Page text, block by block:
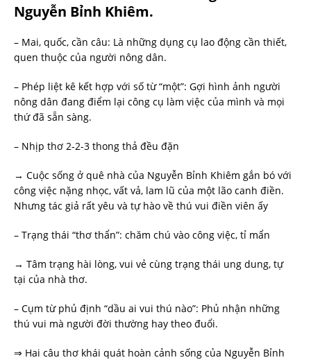
Nguyễn Bỉnh Khiêm.
– Mai, quốc, cần câu: Là những dụng cụ lao động cần thiết,
quen thuộc của người nông dân.
– Phép liệt kê kết hợp với số từ “một”: Gợi hình ảnh người
nông dân đang điểm lại công cụ làm việc của mình và mọi
thứ đã sẵn sàng.
– Nhịp thơ 2-2-3 thong thả đều đặn
→ Cuộc sống ở quê nhà của Nguyễn Bỉnh Khiêm gắn bó với
công việc nặng nhọc, vất vả, lam lũ của một lão canh điền.
Nhưng tác giả rất yêu và tự hào về thú vui điền viên ấy
– Trạng thái “thơ thẩn”: chăm chú vào công việc, tỉ mẩn
→ Tâm trạng hài lòng, vui vẻ cùng trạng thái ung dung, tự
tại của nhà thơ.
– Cụm từ phủ định “dầu ai vui thú nào”: Phủ nhận những
thú vui mà người đời thường hay theo đuổi.
⇒ Hai câu thơ khái quát hoàn cảnh sống của Nguyễn Bỉnh